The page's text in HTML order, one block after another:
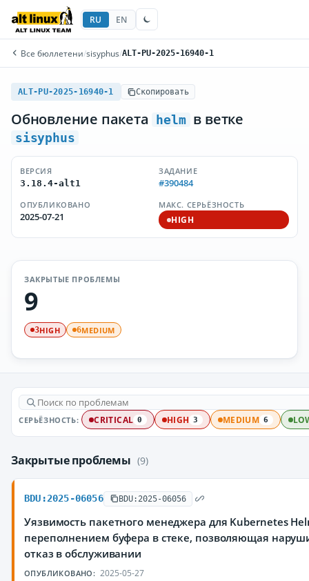
RU EN
Все бюллетени/sisyphus/ALT-PU-2025-16940-1
ALT-PU-2025-16940-1 Скопировать
Обновление пакета helm в ветке
sisyphus
ВЕРСИЯ
3.18.4-alt1
ЗАДАНИЕ
#390484
ОПУБЛИКОВАНО
2025-07-21
МАКС. СЕРЬЁЗНОСТЬ
HIGH
ЗАКРЫТЫЕ ПРОБЛЕМЫ
9
3HIGH 6MEDIUM
СЕРЬЁЗНОСТЬ: CRITICAL 0 HIGH 3 MEDIUM 6
Закрытые проблемы (9)
BDU:2025-06056 BDU:2025-06056
Уязвимость пакетного менеджера для Kubernetes
переполнением буфера в стеке, позволяющая
отказ в обслуживании
ОПУБЛИКОВАНО: 2025-05-27